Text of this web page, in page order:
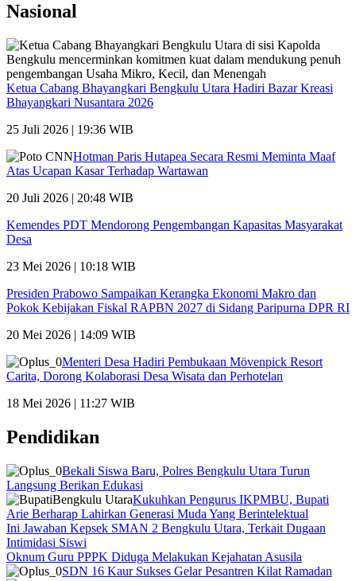
Nasional
Ketua Cabang Bhayangkari Bengkulu Utara Hadiri Bazar Kreasi
Bhayangkari Nusantara 2026
25 Juli 2026 | 19:36 WIB
Hotman Paris Hutapea Secara Resmi Meminta Maaf
Atas Ucapan Kasar Terhadap Wartawan
20 Juli 2026 | 20:48 WIB
Kemendes PDT Mendorong Pengembangan Kapasitas Masyarakat
Desa
23 Mei 2026 | 10:18 WIB
Presiden Prabowo Sampaikan Kerangka Ekonomi Makro dan
Pokok Kebijakan Fiskal RAPBN 2027 di Sidang Paripurna DPR RI
20 Mei 2026 | 14:09 WIB
Menteri Desa Hadiri Pembukaan Mövenpick Resort
Carita, Dorong Kolaborasi Desa Wisata dan Perhotelan
18 Mei 2026 | 11:27 WIB
Pendidikan
Bekali Siswa Baru, Polres Bengkulu Utara Turun
Langsung Berikan Edukasi
Kukuhkan Pengurus IKPMBU, Bupati
Arie Berharap Lahirkan Generasi Muda Yang Berintelektual
Ini Jawaban Kepsek SMAN 2 Bengkulu Utara, Terkait Dugaan
Intimidasi Siswi
Oknum Guru PPPK Diduga Melakukan Kejahatan Asusila
SDN 16 Kaur Sukses Gelar Pesantren Kilat Ramadan